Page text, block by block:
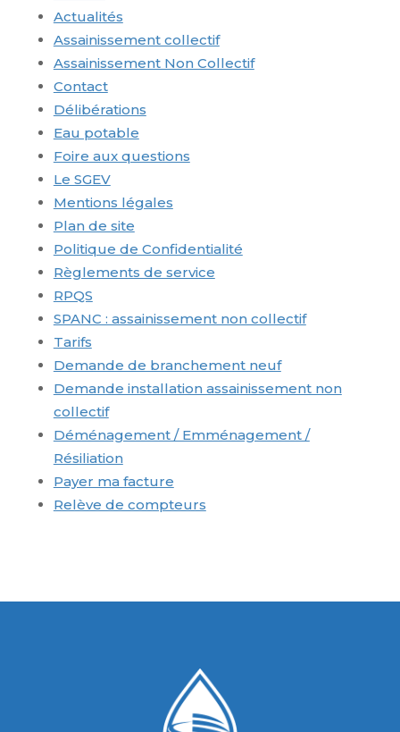
Actualités
Assainissement collectif
Assainissement Non Collectif
Contact
Délibérations
Eau potable
Foire aux questions
Le SGEV
Mentions légales
Plan de site
Politique de Confidentialité
Règlements de service
RPQS
SPANC : assainissement non collectif
Tarifs
Demande de branchement neuf
Demande installation assainissement non
collectif
Déménagement / Emménagement /
Résiliation
Payer ma facture
Relève de compteurs